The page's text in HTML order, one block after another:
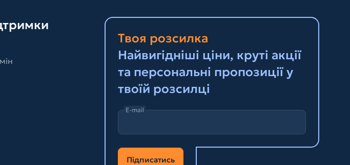
Твоя розсилка
Найвигідніші ціни, круті акції
та персональні пропозиції у
твоїй розсилці
E-mail
Підписатись